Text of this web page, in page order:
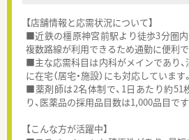
【店舗情報と応需状況について】
■近鉄の橿原神宮前駅より徒歩3分圏内
複数路線が利用できるため通勤に便利で
■主な応需科目は内科がメインであり、
に在宅（居宅・施設）にも対応しています。
■薬剤師は2名体制で、1日あたり約51
り、医薬品の採用品目数は1,000品目です
【こんな方が活躍中】